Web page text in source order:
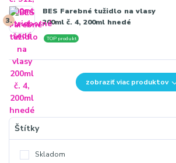
3.
BES Farebné tužidlo na vlasy
200ml č. 4, 200ml hnedé
TOP produkt
zobraziť viac produktov
Štítky
Skladom